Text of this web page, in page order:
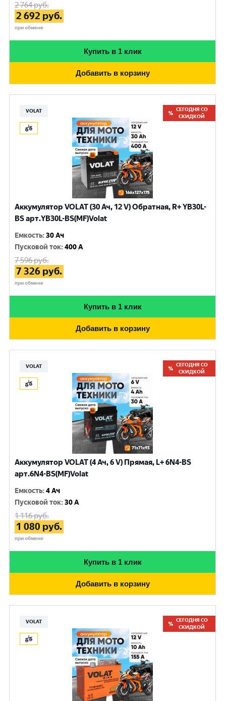
2 764руб.
2 692 руб.
при обмене
Купить в 1 клик
Добавить в корзину
VOLAT
СЕГОДНЯ СО
СКИДКОЙ
Аккумулятор VOLAT (30 Ач, 12 V) Обратная, R+ YB30L-
BS арт.YB30L-BS(MF)Volat
Емкость:30 Ач
Пусковой ток:400 A
7 596руб.
7 326 руб.
при обмене
Купить в 1 клик
Добавить в корзину
VOLAT
СЕГОДНЯ СО
СКИДКОЙ
Аккумулятор VOLAT (4 Ач, 6 V) Прямая, L+ 6N4-BS
арт.6N4-BS(MF)Volat
Емкость:4 Ач
Пусковой ток:30 A
1 116руб.
1 080 руб.
при обмене
Купить в 1 клик
Добавить в корзину
VOLAT
СЕГОДНЯ СО
СКИДКОЙ